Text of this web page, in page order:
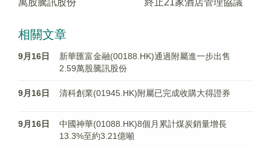
萬股騰訊股份 終止21家酒店管理協議
相關文章
9月16日
新華匯富金融(00188.HK)通過附屬進一步出售
2.59萬股騰訊股份
9月16日 清科創業(01945.HK)附屬已完成收購大得證券
9月16日
中國神華(01088.HK)8個月累計煤炭銷量增長
13.3%至約3.21億噸